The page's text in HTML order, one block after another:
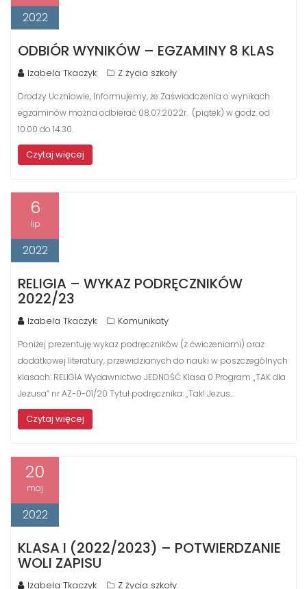
2022
ODBIÓR WYNIKÓW – EGZAMINY 8 KLAS
Izabela Tkaczyk Z życia szkoły
Drodzy Uczniowie, Informujemy, że Zaświadczenia o wynikach
egzaminów można odbierać 08.07.2022r. (piątek) w godz. od
10.00 do 14.30.
Czytaj więcej
6
lip
2022
RELIGIA – WYKAZ PODRĘCZNIKÓW
2022/23
Izabela Tkaczyk Komunikaty
Poniżej prezentuję wykaz podręczników (z ćwiczeniami) oraz
dodatkowej literatury, przewidzianych do nauki w poszczególnych
klasach: RELIGIA Wydawnictwo JEDNOŚĆ Klasa 0 Program „TAK dla
Jezusa” nr AZ-0-01/20 Tytuł podręcznika: „Tak! Jezus…
Czytaj więcej
20
maj
2022
KLASA I (2022/2023) – POTWIERDZANIE
WOLI ZAPISU
Izabela Tkaczyk Z życia szkoły